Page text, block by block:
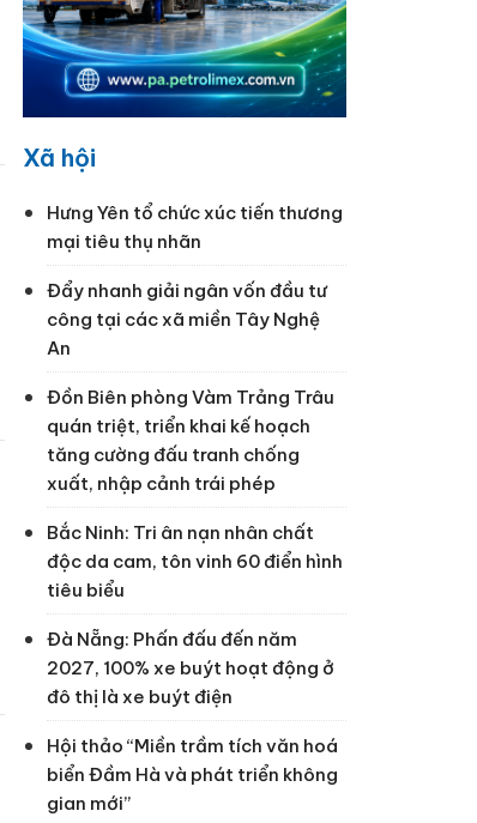
Xã hội
Hưng Yên tổ chức xúc tiến thương
mại tiêu thụ nhãn
Đẩy nhanh giải ngân vốn đầu tư
công tại các xã miền Tây Nghệ
An
Đồn Biên phòng Vàm Trảng Trâu
quán triệt, triển khai kế hoạch
tăng cường đấu tranh chống
xuất, nhập cảnh trái phép
Bắc Ninh: Tri ân nạn nhân chất
độc da cam, tôn vinh 60 điển hình
tiêu biểu
Đà Nẵng: Phấn đấu đến năm
2027, 100% xe buýt hoạt động ở
đô thị là xe buýt điện
Hội thảo “Miền trầm tích văn hoá
biển Đầm Hà và phát triển không
gian mới”